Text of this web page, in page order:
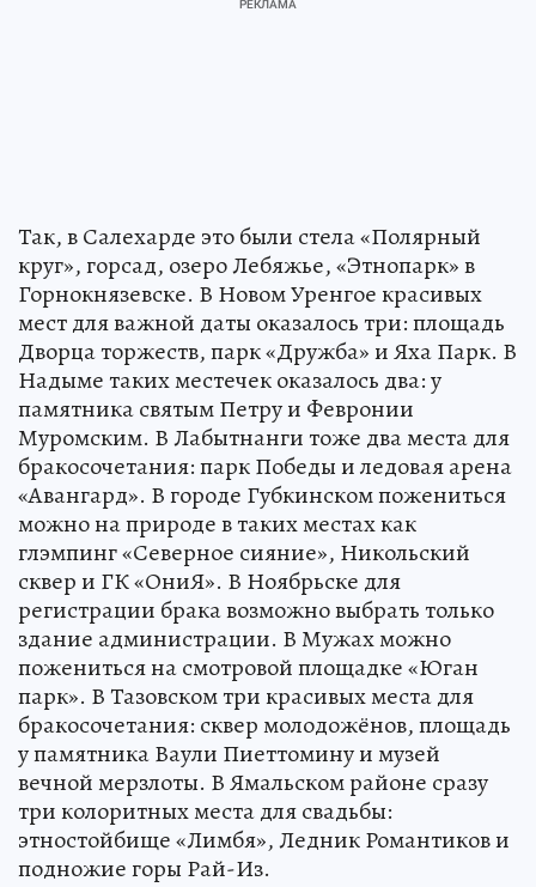
Так, в Салехарде это были стела «Полярный
круг», горсад, озеро Лебяжье, «Этнопарк» в
Горнокнязевске. В Новом Уренгое красивых
мест для важной даты оказалось три: площадь
Дворца торжеств, парк «Дружба» и Яха Парк. В
Надыме таких местечек оказалось два: у
памятника святым Петру и Февронии
Муромским. В Лабытнанги тоже два места для
бракосочетания: парк Победы и ледовая арена
«Авангард». В городе Губкинском пожениться
можно на природе в таких местах как
глэмпинг «Северное сияние», Никольский
сквер и ГК «ОниЯ». В Ноябрьске для
регистрации брака возможно выбрать только
здание администрации. В Мужах можно
пожениться на смотровой площадке «Юган
парк». В Тазовском три красивых места для
бракосочетания: сквер молодожёнов, площадь
у памятника Ваули Пиеттомину и музей
вечной мерзлоты. В Ямальском районе сразу
три колоритных места для свадьбы:
этностойбище «Лимбя», Ледник Романтиков и
подножие горы Рай-Из.